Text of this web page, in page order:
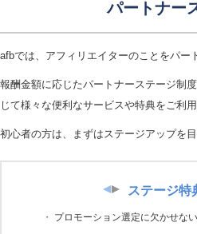
パートナー
afbでは、アフィリエイターのことをパー
報酬金額に応じたパートナーステージ制
じて様々な便利なサービスや特典をご利用
初心者の方は、まずはステージアップを
ステージ特
プロモーション選定に欠かせな